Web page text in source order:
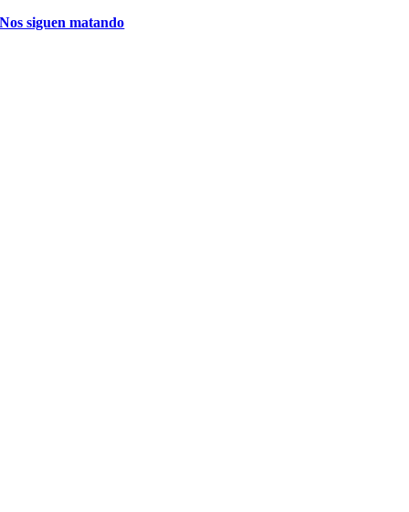
Nos siguen matando